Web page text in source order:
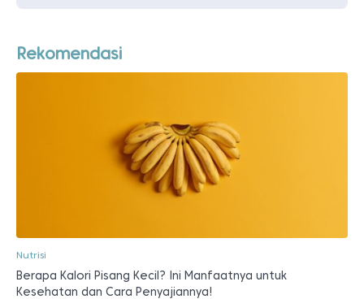
Rekomendasi
Nutrisi
Berapa Kalori Pisang Kecil? Ini Manfaatnya untuk
Kesehatan dan Cara Penyajiannya!